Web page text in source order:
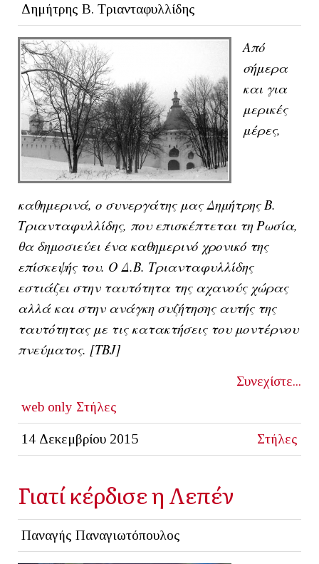
Δημήτρης Β. Τριανταφυλλίδης
Από
σήμερα
και για
μερικές
μέρες,
καθημερινά, ο συνεργάτης μας Δημήτρης Β.
Τριανταφυλλίδης, που επισκέπτεται τη Ρωσία,
θα δημοσιεύει ένα καθημερινό χρονικό της
επίσκεψής του. Ο Δ.Β. Τριανταφυλλίδης
εστιάζει στην ταυτότητα της αχανούς χώρας
αλλά και στην ανάγκη συζήτησης αυτής της
ταυτότητας με τις κατακτήσεις του μοντέρνου
πνεύματος. [ΤΒJ]
Συνεχίστε...
web only Στήλες
14 Δεκεμβρίου 2015 Στήλες
Γιατί κέρδισε η Λεπέν
Παναγής Παναγιωτόπουλος